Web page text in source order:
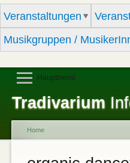
Veranstaltungen
Musikgruppen /
Tradivarium
Hauptmenü
You are here
Home